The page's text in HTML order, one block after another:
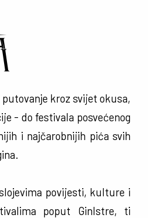
kroz svijet okusa,
- do festivala posvećenog
i najčarobnijih pića svih
povijesti, kulture i
poput GinIstre, ti